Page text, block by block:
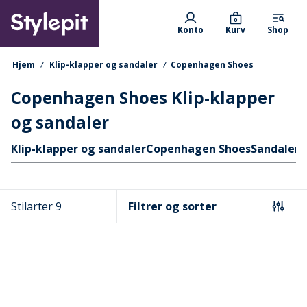
main
content
Primary departments
Konto Kurv
0
Shop
navigationssti
Hjem Klip-klapper og sandaler Copenhagen Shoes
Copenhagen Shoes Klip-klapper
og sandaler
Hurtige links
Klip-klapper og sandalerCopenhagen ShoesSandaler
Stilarter 9 Filtrer og sorter